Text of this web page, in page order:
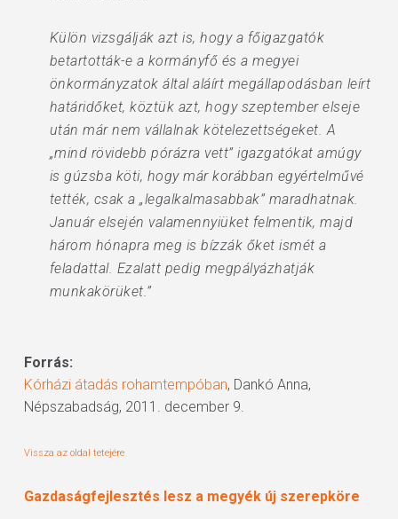
Külön vizsgálják azt is, hogy a főigazgatók
betartották-e a kormányfő és a megyei
önkormányzatok által aláírt megállapodásban leírt
határidőket, köztük azt, hogy szeptember elseje
után már nem vállalnak kötelezettségeket. A
„mind rövidebb pórázra vett” igazgatókat amúgy
is gúzsba köti, hogy már korábban egyértelművé
tették, csak a „legalkalmasabbak” maradhatnak.
Január elsején valamennyiüket felmentik, majd
három hónapra meg is bízzák őket ismét a
feladattal. Ezalatt pedig megpályázhatják
munkakörüket.”
Forrás:
Kórházi átadás rohamtempóban, Dankó Anna,
Népszabadság, 2011. december 9.
Vissza az oldal tetejére
Gazdaságfejlesztés lesz a megyék új szerepköre